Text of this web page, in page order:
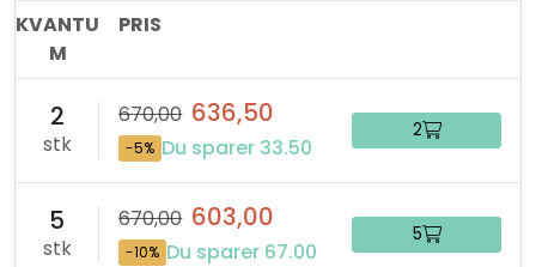
KVANTU
M
PRIS
2
stk
670,00 636,50
-5% Du sparer 33.50
2
5
stk
670,00 603,00
-10% Du sparer 67.00
5